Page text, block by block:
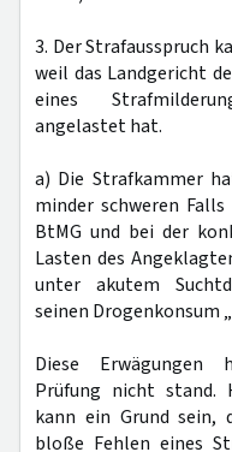
3. Der Strafausspruch
weil das Landgericht
eines
angelastet hat.
a) Die Strafkammer
minder schweren
BtMG und bei der
Lasten des
unter akutem
seinen Drogenkonsum
Diese Erwägungen
Prüfung nicht stand.
kann ein Grund sein,
bloße Fehlen eines